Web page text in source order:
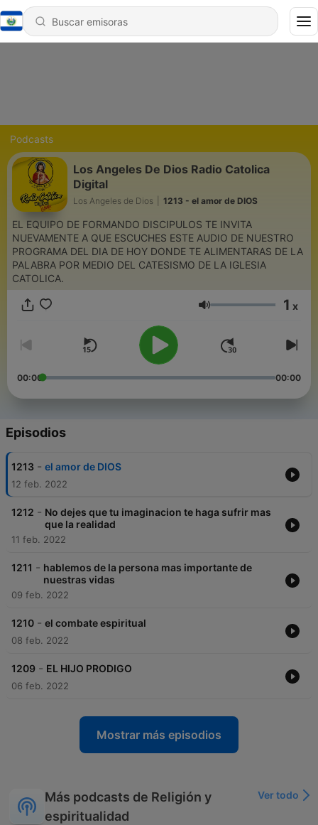
Podcasts
Los Angeles De Dios Radio Catolica
Digital
Los Angeles de Dios 1213 - el amor de DIOS
EL EQUIPO DE FORMANDO DISCIPULOS TE INVITA
NUEVAMENTE A QUE ESCUCHES ESTE AUDIO DE NUESTRO
PROGRAMA DEL DIA DE HOY DONDE TE ALIMENTARAS DE LA
PALABRA POR MEDIO DEL CATESISMO DE LA IGLESIA
CATOLICA.
Volumen 1 x
00:00 00:00
Episodios
1213 - el amor de DIOS
12 feb. 2022
1212 - No dejes que tu imaginacion te haga sufrir mas
que la realidad
11 feb. 2022
1211 - hablemos de la persona mas importante de
nuestras vidas
09 feb. 2022
1210 - el combate espiritual
08 feb. 2022
1209 - EL HIJO PRODIGO
06 feb. 2022
Mostrar más episodios
Más podcasts de Religión y
espiritualidad
Ver todo